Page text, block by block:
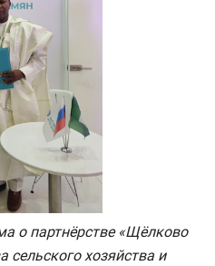
о партнёрстве «Щёлково
сельского хозяйства и